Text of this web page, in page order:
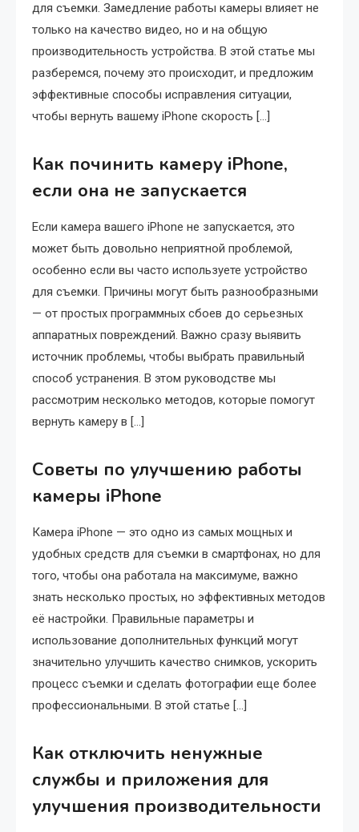
для съемки. Замедление работы камеры влияет не
только на качество видео, но и на общую
производительность устройства. В этой статье мы
разберемся, почему это происходит, и предложим
эффективные способы исправления ситуации,
чтобы вернуть вашему iPhone скорость […]
Как починить камеру iPhone,
если она не запускается
Если камера вашего iPhone не запускается, это
может быть довольно неприятной проблемой,
особенно если вы часто используете устройство
для съемки. Причины могут быть разнообразными
— от простых программных сбоев до серьезных
аппаратных повреждений. Важно сразу выявить
источник проблемы, чтобы выбрать правильный
способ устранения. В этом руководстве мы
рассмотрим несколько методов, которые помогут
вернуть камеру в […]
Советы по улучшению работы
камеры iPhone
Камера iPhone — это одно из самых мощных и
удобных средств для съемки в смартфонах, но для
того, чтобы она работала на максимуме, важно
знать несколько простых, но эффективных методов
её настройки. Правильные параметры и
использование дополнительных функций могут
значительно улучшить качество снимков, ускорить
процесс съемки и сделать фотографии еще более
профессиональными. В этой статье […]
Как отключить ненужные
службы и приложения для
улучшения производительности